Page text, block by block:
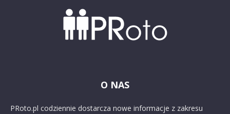
O NAS
PRoto.pl codziennie dostarcza nowe informacje z zakresu